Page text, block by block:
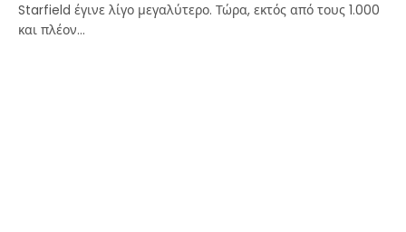
Starfield έγινε λίγο μεγαλύτερο. Τώρα, εκτός από τους 1.000
και πλέον…